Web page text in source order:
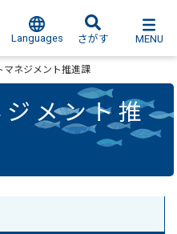
Languages さがす MENU
マネジメント推進課
ジメント推